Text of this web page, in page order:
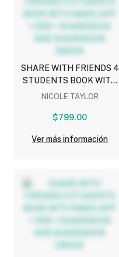
SHARE WITH FRIENDS 4
STUDENTS BOOK WITH
NAVIO APP + DSB +
SHAREBOOK EBOOK
NICOLE TAYLOR
$799.00
Ver más información